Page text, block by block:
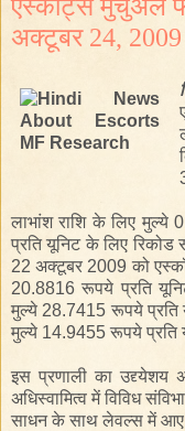
एस्कॉर्ट्स मुचुअल
अक्टूबर 24, 2009
लाभांश राशि के लिए
प्रति यूनिट के लिए
22 अक्टूबर 2009 को
20.8816 रूपये प्रति
मुल्ये 28.7415 रूपये प्रति
मुल्ये 14.9455 रूपये प्रति
इस प्रणाली का उद्द्येशय
अधिस्वामित्व में विविध
साधन के साथ लेवल्स में आए